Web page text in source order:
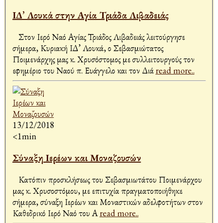
ΙΔ’ Λουκά στην Αγία Τριάδα Λιβαδειάς
Στον Ιερό Ναό Αγίας Τριάδος Λιβαδειάς λειτούργησε
σήμερα, Κυριακή ΙΔ’ Λουκά, ο Σεβασμιώτατος
Ποιμενάρχης μας κ. Χρυσόστομος με συλλειτουργούς τον
εφημέριο του Ναού π. Ευάγγελο και τον Διάread more..
13/12/2018
<1min
Σύναξη Ιερέων και Μοναζουσών
Κατόπιν προσκλήσεως του Σεβασμιωτάτου Ποιμενάρχου
μας κ. Χρυσοστόμου, με επιτυχία πραγματοποιήθηκε
σήμερα, σύναξη Ιερέων και Μοναστικών αδελφοτήτων στον
Καθεδρικό Ιερό Ναό του Αread more..